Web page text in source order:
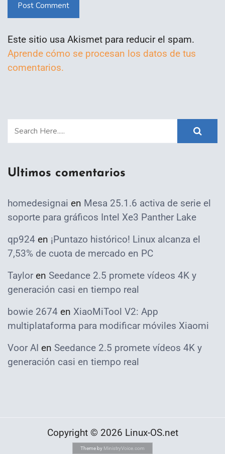
Post Comment
Este sitio usa Akismet para reducir el spam.
Aprende cómo se procesan los datos de tus
comentarios.
Ultimos comentarios
homedesignai en Mesa 25.1.6 activa de serie el
soporte para gráficos Intel Xe3 Panther Lake
qp924 en ¡Puntazo histórico! Linux alcanza el
7,53% de cuota de mercado en PC
Taylor en Seedance 2.5 promete vídeos 4K y
generación casi en tiempo real
bowie 2674 en XiaoMiTool V2: App
multiplataforma para modificar móviles Xiaomi
Voor AI en Seedance 2.5 promete vídeos 4K y
generación casi en tiempo real
Copyright © 2026 Linux-OS.net
Theme by MinistryVoice.com